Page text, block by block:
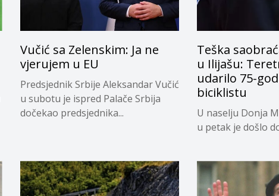
Vučić sa Zelenskim: Ja ne
vjerujem u EU
Predsjednik Srbije Aleksandar Vučić
u subotu je ispred Palače Srbija
dočekao predsjednika...
Teška
u Ilijašu:
udarilo 75-
biciklistu
U naselju Donja
u petak je došlo